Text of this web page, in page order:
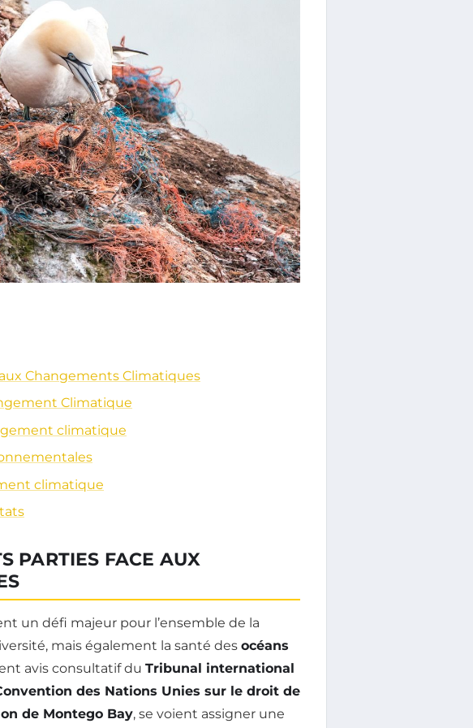
Changements Climatiques
Climatique
climatique
climatique
PARTIES FACE AUX
un défi majeur pour l’ensemble de la
mais également la santé des océans
avis consultatif du Tribunal international
des Nations Unies sur le droit de
de Montego Bay, se voient assigner une